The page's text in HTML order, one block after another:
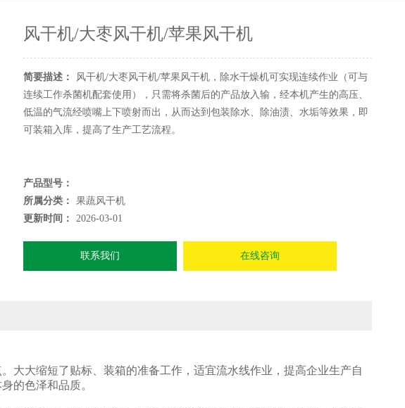
风干机/大枣风干机/苹果风干机
简要描述：
风干机/大枣风干机/苹果风干机，除水干燥机可实现连续作业（可与
连续工作杀菌机配套使用），只需将杀菌后的产品放入输，经本机产生的高压、
低温的气流经喷嘴上下喷射而出，从而达到包装除水、除油渍、水垢等效果，即
可装箱入库，提高了生产工艺流程。
产品型号：
所属分类：
果蔬风干机
更新时间：
2026-03-01
联系我们 在线咨询
大大缩短了贴标、装箱的准备工作，适宜流水线作业，提高企业生产自
的色泽和品质。